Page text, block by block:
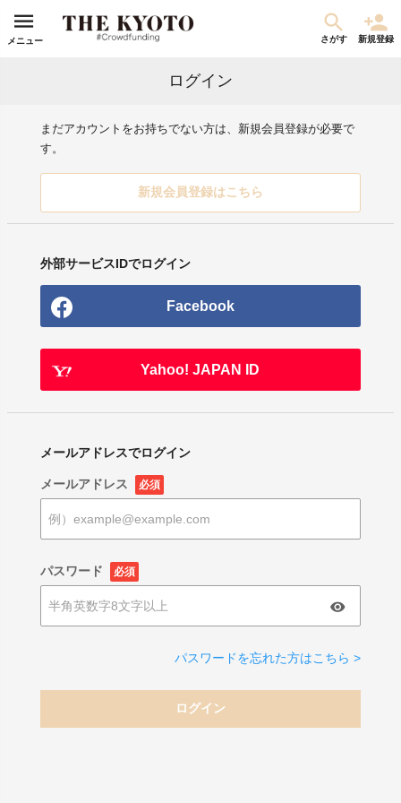
メニュー さがす 新規登録
ログイン
まだアカウントをお持ちでない方は、新規会員登録が必要で
す。
新規会員登録はこちら
外部サービスIDでログイン
Facebook
Yahoo! JAPAN ID
メールアドレスでログイン
メールアドレス 必須
パスワード 必須
パスワードを忘れた方はこちら >
ログイン